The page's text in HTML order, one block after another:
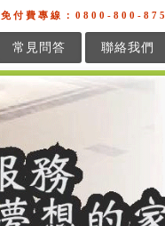
免付費專線：0800-800-875
常見問答 聯絡我們